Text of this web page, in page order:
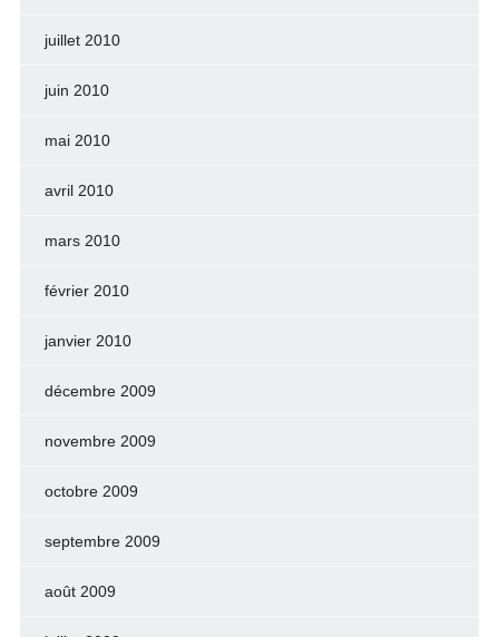
juillet 2010
juin 2010
mai 2010
avril 2010
mars 2010
février 2010
janvier 2010
décembre 2009
novembre 2009
octobre 2009
septembre 2009
août 2009